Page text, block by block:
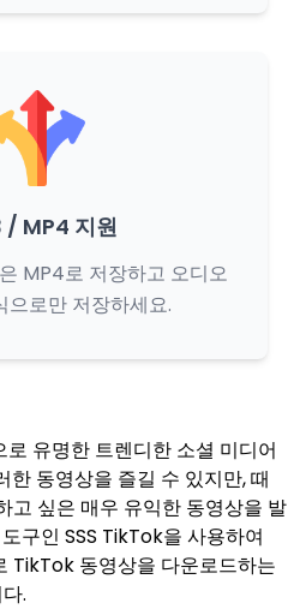
/ MP4 지원
MP4로 저장하고 오디오
으로만 저장하세요.
유명한 트렌디한 소셜 미디어
한 동영상을 즐길 수 있지만, 때
고 싶은 매우 유익한 동영상을 발
구인 SSS TikTok을 사용하여
TikTok 동영상을 다운로드하는
.